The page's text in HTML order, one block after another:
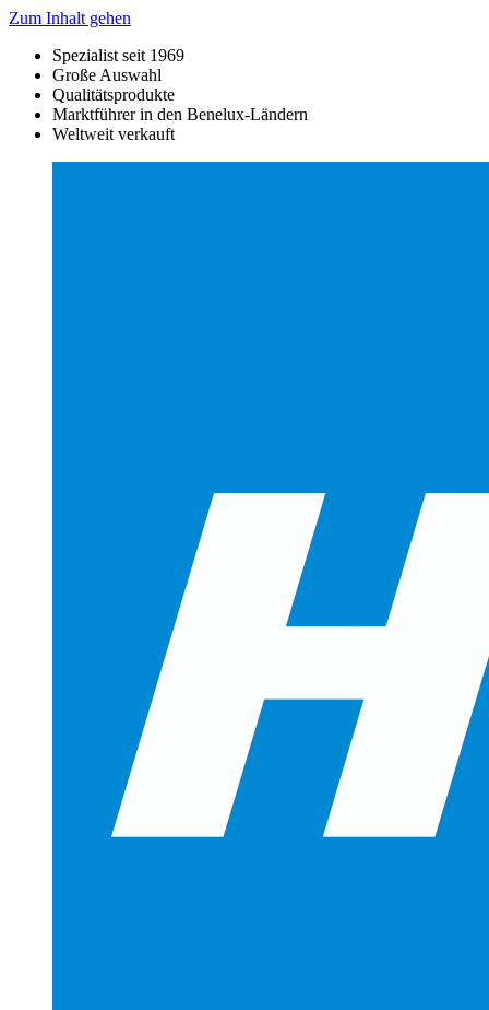
Zum Inhalt gehen
Spezialist seit 1969
Große Auswahl
Qualitätsprodukte
Marktführer in den Benelux-Ländern
Weltweit verkauft